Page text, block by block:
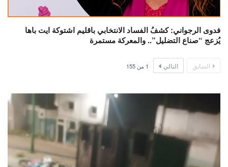
فدوى الرجواني: كشفُ الفساد الانتخابي باقليم اشتوكة ايت باها
يُزعج “صناع التضليل”.. والمعركة مستمرة
السابق التالي 1 من 155